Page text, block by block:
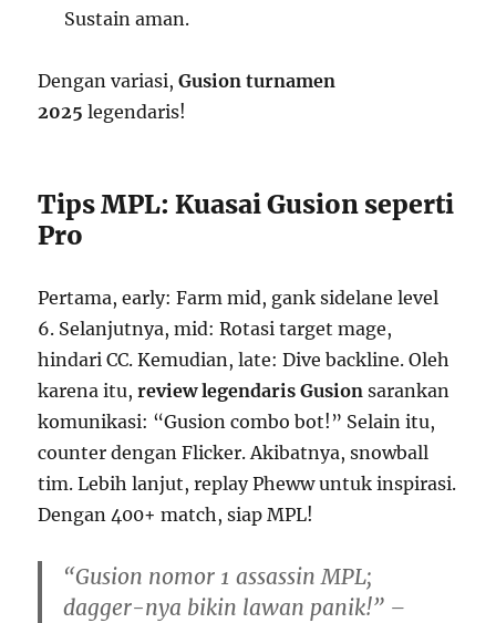
Sustain aman.
Dengan variasi,Gusion turnamen
2025 legendaris!
Tips MPL: Kuasai Gusion seperti
Pro
Pertama, early: Farm mid, gank sidelane level
6. Selanjutnya, mid: Rotasi target mage,
hindari CC. Kemudian, late: Dive backline. Oleh
karena itu,review legendaris Gusion sarankan
komunikasi: “Gusion combo bot!” Selain itu,
counter dengan Flicker. Akibatnya, snowball
tim. Lebih lanjut, replay Pheww untuk inspirasi.
Dengan 400+ match, siap MPL!
“Gusion nomor 1 assassin MPL;
dagger-nya bikin lawan panik!” –